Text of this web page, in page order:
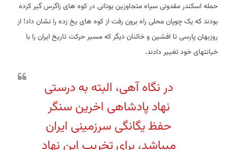
حمله اسکندر مقدونی سپاه متجاوزین یونانی در کوه های زاگرس گیر کرده
بودند که یک چوپان محلی راه برون رفت از کوه های یخ زده را نشان داد! از
روزبهان پارسی تا افشین و خائنان دیگر که مسیر حرکت تاریخ ایران را با
خیانتهای خود تغییر دادند.
در نگاه آهی، البته به درستی
نهاد پادشاهی اخرین سنگر
حفظ یگانگی سرزمینی ایران
میباشد، برای تخریب این نهاد